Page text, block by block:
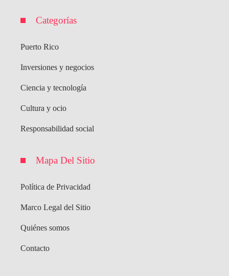
Categorías
Puerto Rico
Inversiones y negocios
Ciencia y tecnología
Cultura y ocio
Responsabilidad social
Mapa Del Sitio
Política de Privacidad
Marco Legal del Sitio
Quiénes somos
Contacto